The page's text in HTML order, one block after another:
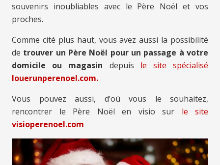
souvenirs inoubliables avec le Père Noël et vos
proches.
Comme cité plus haut, vous avez aussi la possibilité
de trouver un Père Noël pour un passage à votre
domicile ou magasin depuis le site spécialisé
louerunperenoel.com.
Vous pouvez aussi, d’où vous le souhaitez,
rencontrer le Père Noël en visio sur le site
visioperenoel.com